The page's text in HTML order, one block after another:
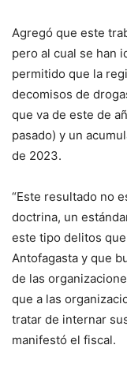
Agregó que este
pero al cual se han
permitido que la
decomisos de
que va de este de
pasado) y un
de 2023.
“Este resultado no
doctrina, un
este tipo delitos
Antofagasta y que
de las
que a las
tratar de internar
manifestó el fiscal.